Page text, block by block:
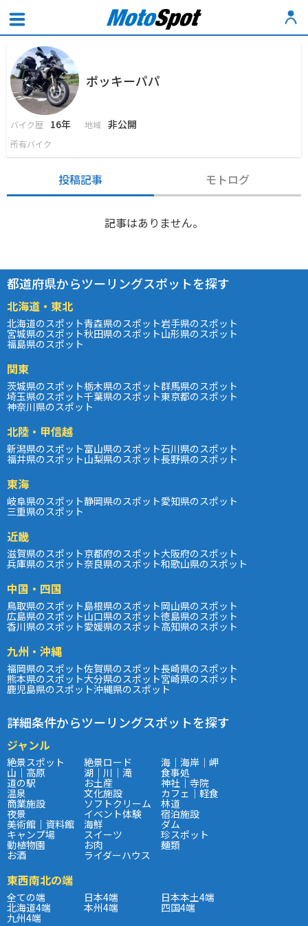
ポッキーパパ
バイク歴 16年 地域 非公開
所有バイク
投稿記事 モトログ
記事はありません。
都道府県からツーリングスポットを探す
北海道・東北
北海道のスポット青森県のスポット岩手県のスポット
宮城県のスポット秋田県のスポット山形県のスポット
福島県のスポット
関東
茨城県のスポット栃木県のスポット群馬県のスポット
埼玉県のスポット千葉県のスポット東京都のスポット
神奈川県のスポット
北陸・甲信越
新潟県のスポット富山県のスポット石川県のスポット
福井県のスポット山梨県のスポット長野県のスポット
東海
岐阜県のスポット静岡県のスポット愛知県のスポット
三重県のスポット
近畿
滋賀県のスポット京都府のスポット大阪府のスポット
兵庫県のスポット奈良県のスポット和歌山県のスポット
中国・四国
鳥取県のスポット島根県のスポット岡山県のスポット
広島県のスポット山口県のスポット徳島県のスポット
香川県のスポット愛媛県のスポット高知県のスポット
九州・沖縄
福岡県のスポット佐賀県のスポット長崎県のスポット
熊本県のスポット大分県のスポット宮崎県のスポット
鹿児島県のスポット沖縄県のスポット
詳細条件からツーリングスポットを探す
ジャンル
絶景スポット 絶景ロード 海｜海岸｜岬
山｜高原 湖｜川｜滝 食事処
道の駅 お土産 神社｜寺院
温泉 文化施設 カフェ｜軽食
商業施設 ソフトクリーム 林道
夜景 イベント体験 宿泊施設
美術館｜資料館 海鮮 ダム
キャンプ場 スイーツ 珍スポット
動植物園 お肉 麺類
お酒 ライダーハウス
東西南北の端
全ての端 日本4端 日本本土4端
北海道4端 本州4端 四国4端
九州4端